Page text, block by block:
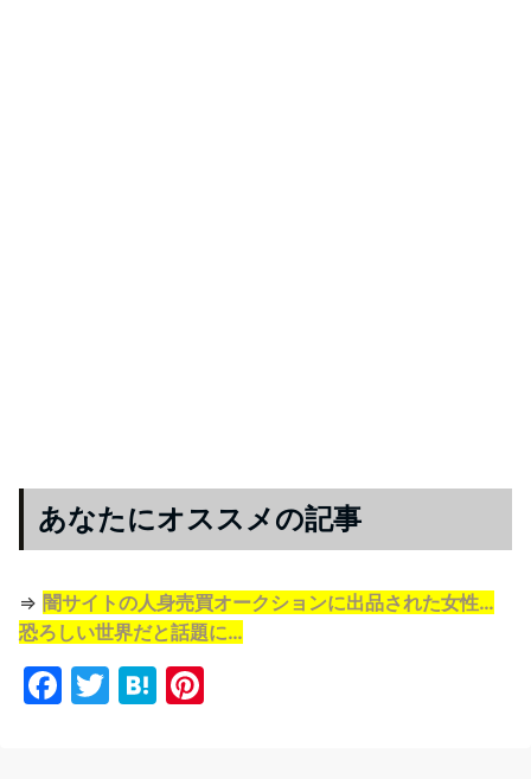
あなたにオススメの記事
⇒ 闇サイトの人身売買オークションに出品された女性…
恐ろしい世界だと話題に…
F
T
H